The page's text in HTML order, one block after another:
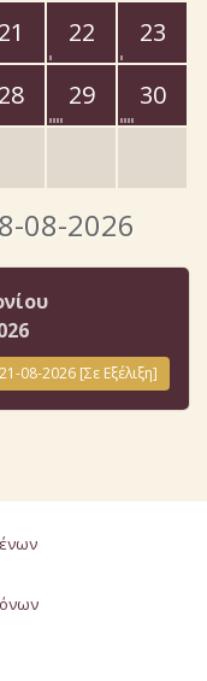
21 22
23
28 29
30
08-2026
21-08-2026 [Σε Εξέλιξη]